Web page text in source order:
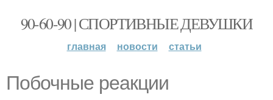
90-60-90 | СПОРТИВНЫЕ ДЕВУШКИ
главная новости статьи
Побочные реакции